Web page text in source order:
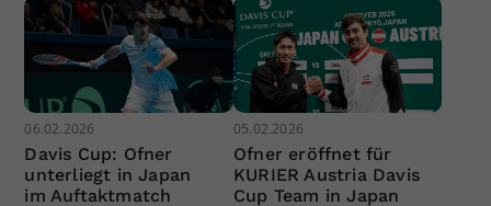
06.02.2026
Davis Cup: Ofner
unterliegt in Japan
im Auftaktmatch
05.02.2026
Ofner eröffnet für
KURIER Austria Davis
Cup Team in Japan